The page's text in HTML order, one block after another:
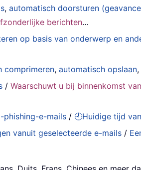
,automatisch doorsturen
berichten…
op basis van onderwerp en
comprimeren,automatisch opslaan
/Waarschuwt u bij binnenkomst
phishing-e-mails / 🕘Huidige tijd
vanuit geselecteerde e-mails /